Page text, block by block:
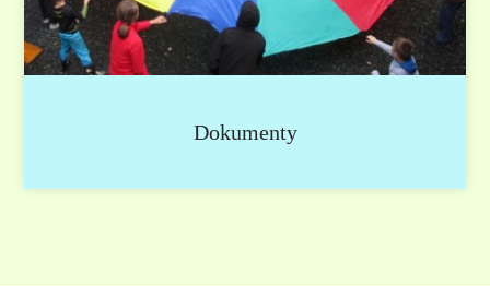
Dokumenty